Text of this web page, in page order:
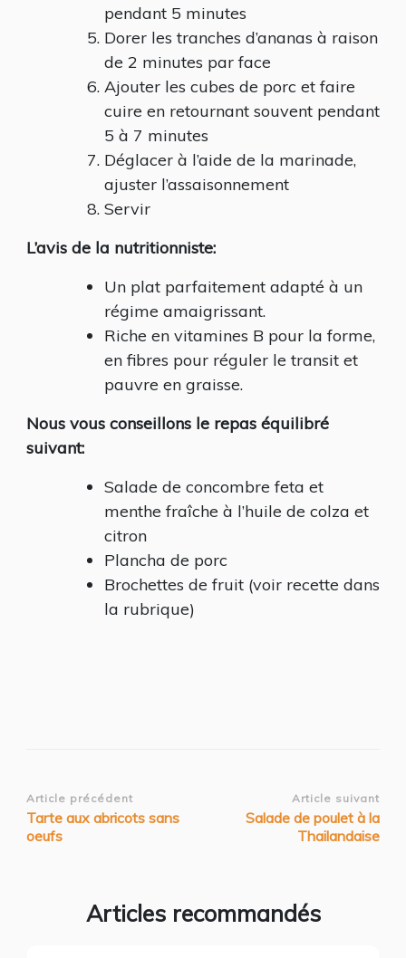
pendant 5 minutes
Dorer les tranches d’ananas à raison
de 2 minutes par face
Ajouter les cubes de porc et faire
cuire en retournant souvent pendant
5 à 7 minutes
Déglacer à l’aide de la marinade,
ajuster l’assaisonnement
Servir
L’avis de la nutritionniste:
Un plat parfaitement adapté à un
régime amaigrissant.
Riche en vitamines B pour la forme,
en fibres pour réguler le transit et
pauvre en graisse.
Nous vous conseillons le repas équilibré
suivant:
Salade de concombre feta et
menthe fraîche à l’huile de colza et
citron
Plancha de porc
Brochettes de fruit (voir recette dans
la rubrique)
Navigation
d’article
Article précédent
Tarte aux abricots sans
oeufs
Article suivant
Salade de poulet à la
Thailandaise
Articles recommandés